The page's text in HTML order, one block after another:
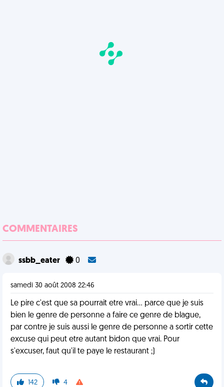
COMMENTAIRES
ssbb_eater 0
samedi 30 août 2008 22:46
Le pire c'est que sa pourrait etre vrai... parce que je suis
bien le genre de personne a faire ce genre de blague,
par contre je suis aussi le genre de personne a sortir cette
excuse qui peut etre autant bidon que vrai. Pour
s'excuser, faut qu'il te paye le restaurant ;)
142 4